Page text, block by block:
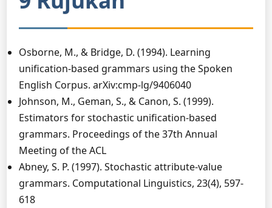
Osborne, M., & Bridge, D. (1994). Learning
unification-based grammars using the Spoken
English Corpus. arXiv:cmp-lg/9406040
Johnson, M., Geman, S., & Canon, S. (1999).
Estimators for stochastic unification-based
grammars. Proceedings of the 37th Annual
Meeting of the ACL
Abney, S. P. (1997). Stochastic attribute-value
grammars. Computational Linguistics, 23(4), 597-
618